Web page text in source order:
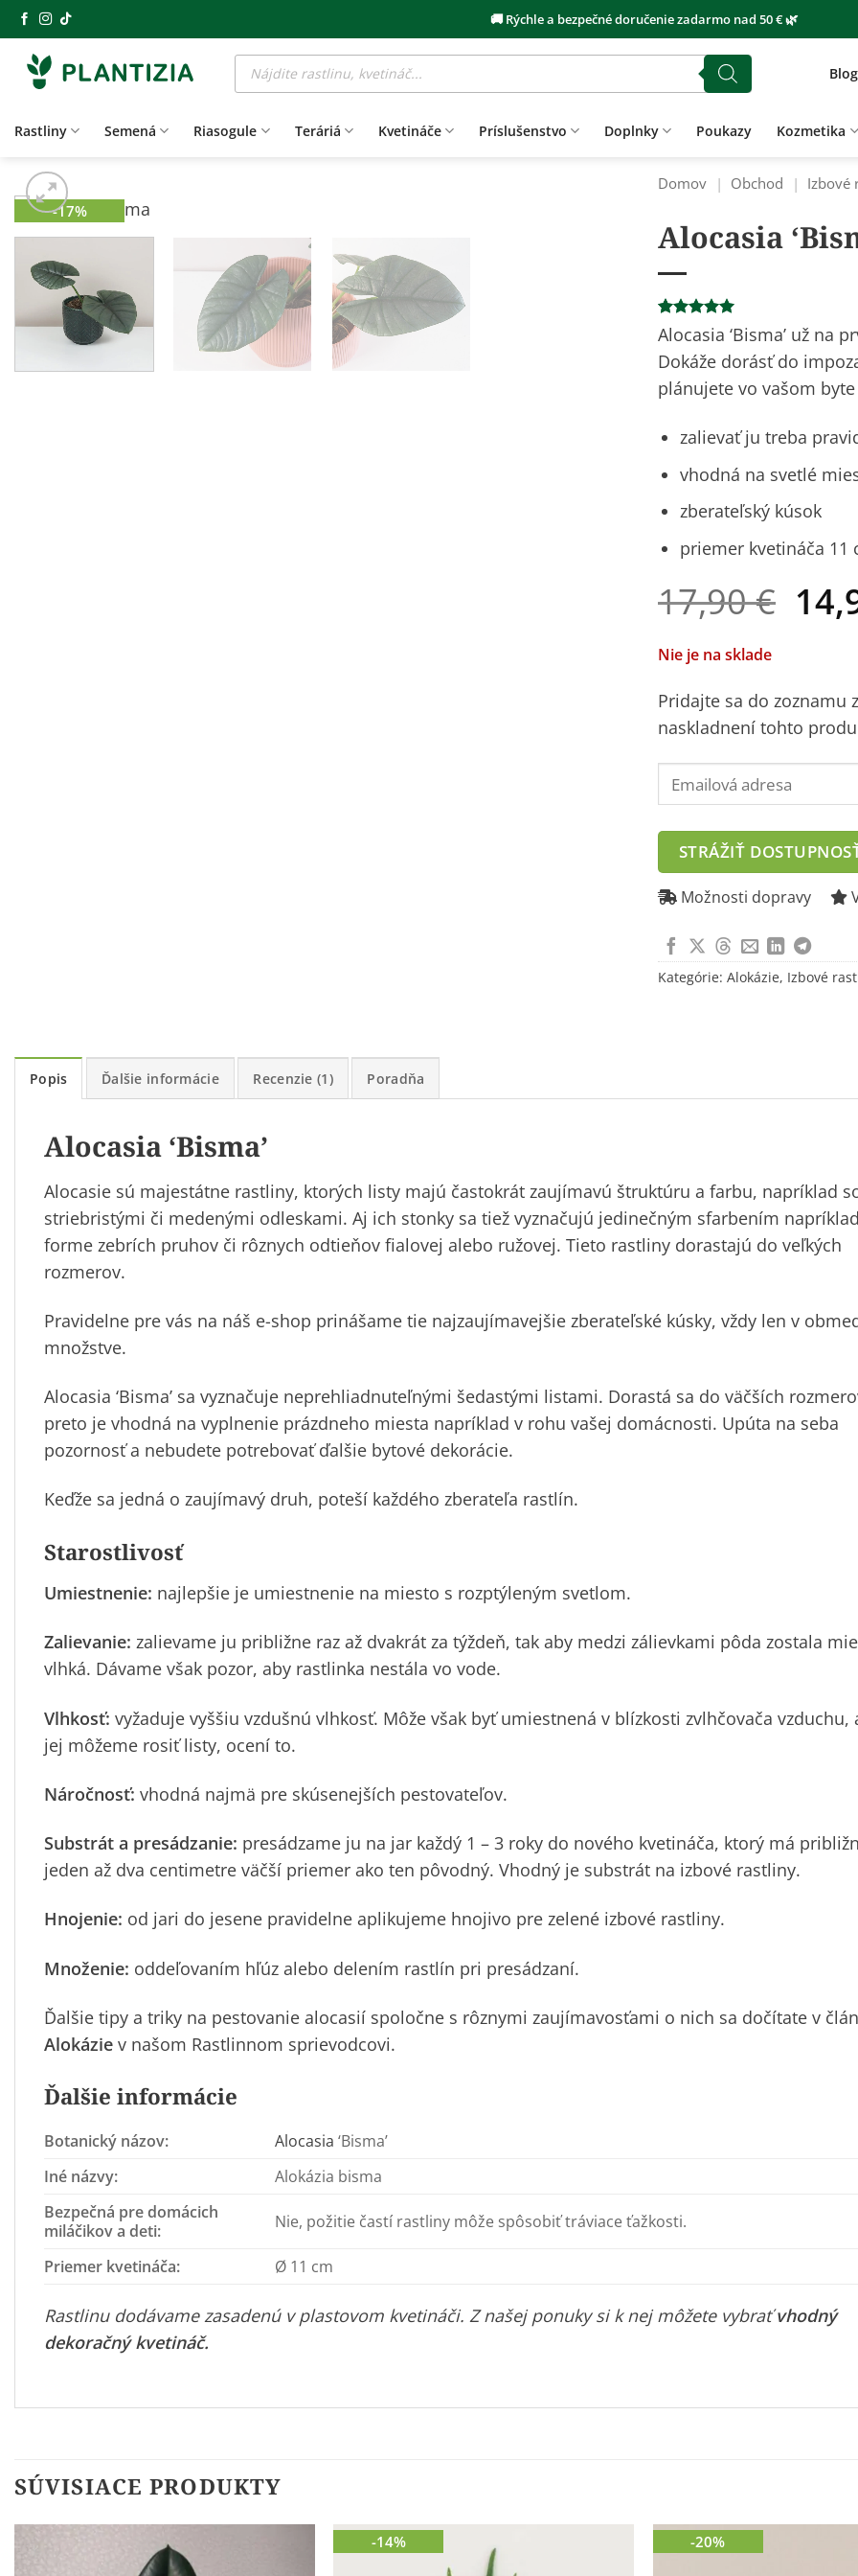
Skip
to
content
🚚 Rýchle a bezpečné doručenie zadarmo nad 50 € 🌿
Products
search Blog
Rastliny Semená Riasogule Teráriá Kvetináče Príslušenstvo Doplnky Poukazy Kozmetika
-17%
Domov | Obchod | Izbové
Alocasia
Hodnotenie
5 z 5 na
základe
1
recenzie
Alocasia ‘Bisma’ už na
Dokáže dorásť do
plánujete vo vašom
zalievať ju treba
vhodná na svetlé
zberateľský kúsok
priemer kvetináča 11
17,90€
cena
Nie je na sklade
Pridajte sa do zoznamu
naskladnení tohto
your
address
to
join
waitlist
for
this
STRÁŽIŤ
Možnosti dopravy
Kategórie: Alokázie, Izbové
Popis Ďalšie informácie Recenzie (1) Poradňa
Alocasia ‘Bisma’
Alocasie sú majestátne rastliny, ktorých listy majú častokrát zaujímavú štruktúru a farbu, napríklad
striebristými či medenými odleskami. Aj ich stonky sa tiež vyznačujú jedinečným sfarbením
forme zebrích pruhov či rôznych odtieňov fialovej alebo ružovej. Tieto rastliny dorastajú do veľkých
rozmerov.
Pravidelne pre vás na náš e-shop prinášame tie najzaujímavejšie zberateľské kúsky, vždy len v
množstve.
Alocasia ‘Bisma’ sa vyznačuje neprehliadnuteľnými šedastými listami. Dorastá sa do väčších
preto je vhodná na vyplnenie prázdneho miesta napríklad v rohu vašej domácnosti. Upúta na seba
pozornosť a nebudete potrebovať ďalšie bytové dekorácie.
Keďže sa jedná o zaujímavý druh, poteší každého zberateľa rastlín.
Starostlivosť
Umiestnenie: najlepšie je umiestnenie na miesto s rozptýleným svetlom.
Zalievanie: zalievame ju približne raz až dvakrát za týždeň, tak aby medzi zálievkami pôda zostala
vlhká. Dávame však pozor, aby rastlinka nestála vo vode.
Vlhkosť: vyžaduje vyššiu vzdušnú vlhkosť. Môže však byť umiestnená v blízkosti zvlhčovača vzduchu,
jej môžeme rosiť listy, ocení to.
Náročnosť: vhodná najmä pre skúsenejších pestovateľov.
Substrát a presádzanie: presádzame ju na jar každý 1 – 3 roky do nového kvetináča, ktorý má
jeden až dva centimetre väčší priemer ako ten pôvodný. Vhodný je substrát na izbové rastliny.
Hnojenie: od jari do jesene pravidelne aplikujeme hnojivo pre zelené izbové rastliny.
Množenie: oddeľovaním hľúz alebo delením rastlín pri presádzaní.
Ďalšie tipy a triky na pestovanie alocasií spoločne s rôznymi zaujímavosťami o nich sa dočítate v
Alokázie v našom Rastlinnom sprievodcovi.
Ďalšie informácie
Botanický názov: Alocasia ‘Bisma’
Iné názvy:
Alokázia bisma
Bezpečná pre domácich
miláčikov a deti:
Nie, požitie častí rastliny môže spôsobiť tráviace ťažkosti.
Priemer kvetináča: Ø 11 cm
Rastlinu dodávame zasadenú v plastovom kvetináči. Z našej ponuky si k nej môžete vybraťvhodný
dekoračný kvetináč.
SÚVISIACE PRODUKTY
-14% -20%